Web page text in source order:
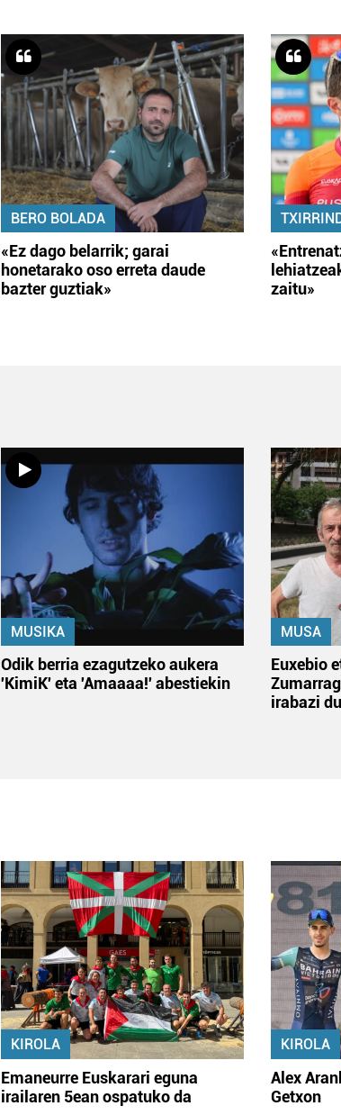
BERO BOLADA
«Ez dago belarrik; garai
honetarako oso erreta daude
bazter guztiak»
zaitu»
MUSIKA
Odik berria ezagutzeko aukera
'KimiK' eta 'Amaaaa!' abestiekin
MUSA
Euxebio
irabazi
KIROLA
Emaneurre Euskarari eguna
irailaren 5ean ospatuko da
KIROLA
Alex
Getxon